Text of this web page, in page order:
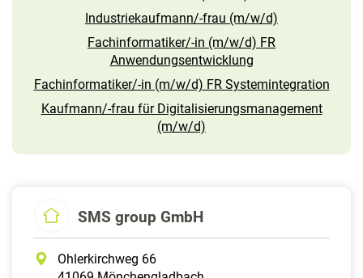
Industriekaufmann/-frau (m/w/d)
Fachinformatiker/-in (m/w/d) FR
Anwendungsentwicklung
Fachinformatiker/-in (m/w/d) FR Systemintegration
Kaufmann/-frau für Digitalisierungsmanagement
(m/w/d)
SMS group GmbH
Ohlerkirchweg 66